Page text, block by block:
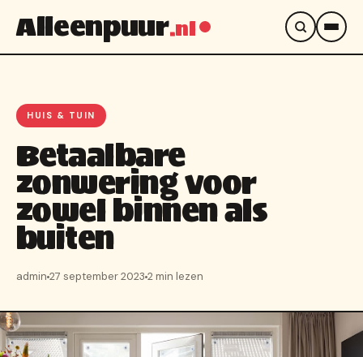
Alleenpuur.nl
HUIS & TUIN
Betaalbare
zonwering voor
zowel binnen als
buiten
admin 27 september 2023 2 min lezen